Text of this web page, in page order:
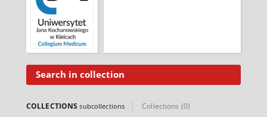
Search in collection
COLLECTIONSsubcollections Collections (0)